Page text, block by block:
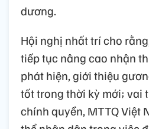
dương.
Hội nghị nhất trí cho
tiếp tục nâng cao nhận
phát hiện, giới thiệu
tốt trong thời kỳ mới; vai
chính quyền, MTTQ Việt